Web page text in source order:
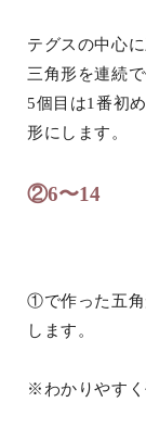
テグスの中心
三角形を連続
5個目は1番初
形にします。
②6〜14
①で作った五角
します。
※わかりやすく